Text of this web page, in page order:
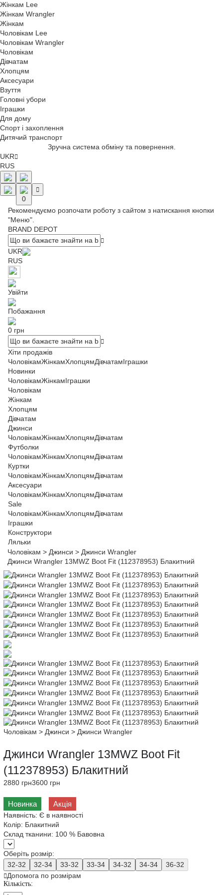
Жінкам Lee
Жінкам Wrangler
Жінкам
Чоловікам Lee
Чоловікам Wrangler
Чоловікам
Дівчатам
Хлопцям
Аксесуари
Взуття
Головні убори
Іграшки
Для дому
Спорт і захоплення
Дитячий транспорт
Зручна система обміну та повернення.
UKR
RUS
0
Рекомендуємо розпочати роботу з сайтом з натискання кнопки
"Меню".
BRAND DEPOT
UKR
RUS
Увійти
Побажання
0 грн
Хіти продажів
ЧоловікамЖінкамХлопцямДівчатамІграшки
Новинки
ЧоловікамЖінкамІграшки
Чоловікам
Жінкам
Хлопцям
Дівчатам
Джинси
ЧоловікамЖінкамХлопцямДівчатам
Футболки
ЧоловікамЖінкамХлопцямДівчатам
Куртки
ЧоловікамЖінкамХлопцямДівчатам
Аксесуари
ЧоловікамЖінкамХлопцямДівчатам
Sale
ЧоловікамЖінкамХлопцямДівчатам
Іграшки
Конструктори
Ляльки
Чоловікам > Джинси > Джинси Wrangler
Джинси Wrangler 13MWZ Boot Fit (112378953) Блакитний
Чоловікам >Джинси >Джинси Wrangler
Джинси Wrangler 13MWZ Boot Fit
(112378953) Блакитний
2880 грн3600 грн
Новинка Акція
Наявність:Є в наявності
Колір: Блакитний
Склад тканини: 100 % Бавовна
Оберіть розмір:
32-32
32-34 33-32 33-34 34-32 34-34
36-32
Допомога по розмірам
Кількість: